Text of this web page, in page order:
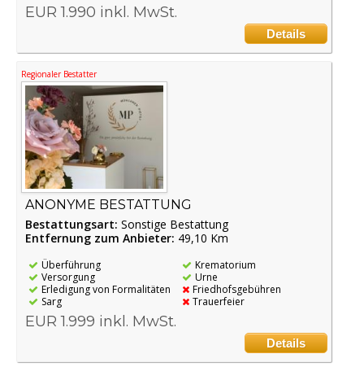
EUR 1.990 inkl. MwSt.
Details
Regionaler Bestatter
ANONYME BESTATTUNG
Bestattungsart: Sonstige Bestattung
Entfernung zum Anbieter: 49,10 Km
Überführung
Versorgung
Erledigung von Formalitäten
Sarg
Krematorium
Urne
Friedhofsgebühren
Trauerfeier
EUR 1.999 inkl. MwSt.
Details